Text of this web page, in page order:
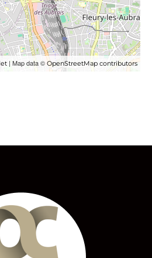
| Map data © OpenStreetMap contributors